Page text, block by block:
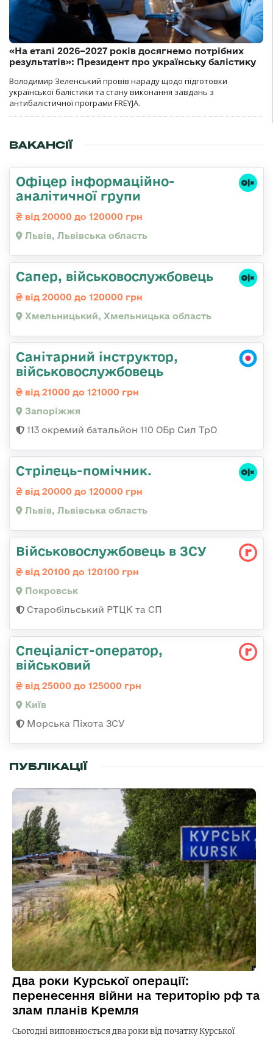
«На етапі 2026–2027 років досягнемо потрібних
результатів»: Президент про українську балістику
Володимир Зеленський провів нараду щодо підготовки
української балістики та стану виконання завдань з
антибалістичної програми FREYJA.
ВАКАНСІЇ
Офіцер інформаційно-
аналітичної групи
від 20000 до 120000 грн
Львів, Львівська область
Сапер, військовослужбовець
від 20000 до 120000 грн
Хмельницький, Хмельницька область
Санітарний інструктор,
військовослужбовець
від 21000 до 121000 грн
Запоріжжя
113 окремий батальйон 110 ОБр Сил ТрО
Стрілець-помічник.
від 20000 до 120000 грн
Львів, Львівська область
Військовослужбовець в ЗСУ
від 20100 до 120100 грн
Покровськ
Старобільський РТЦК та СП
Спеціаліст-оператор,
військовий
від 25000 до 125000 грн
Київ
Морська Піхота ЗСУ
ПУБЛІКАЦІЇ
Два роки Курської операції:
перенесення війни на територію рф та
злам планів Кремля
Сьогодні виповнюється два роки від початку Курської